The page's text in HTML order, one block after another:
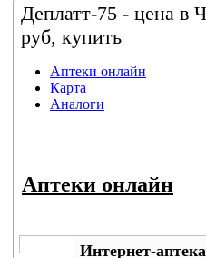
Деплатт-75 - цена в
руб, купить
Аптеки онлайн
Карта
Аналоги
Аптеки онлайн
Интернет-аптека